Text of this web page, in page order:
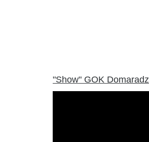
"Show" GOK Domaradz